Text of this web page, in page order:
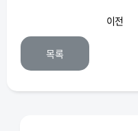
이전
목록